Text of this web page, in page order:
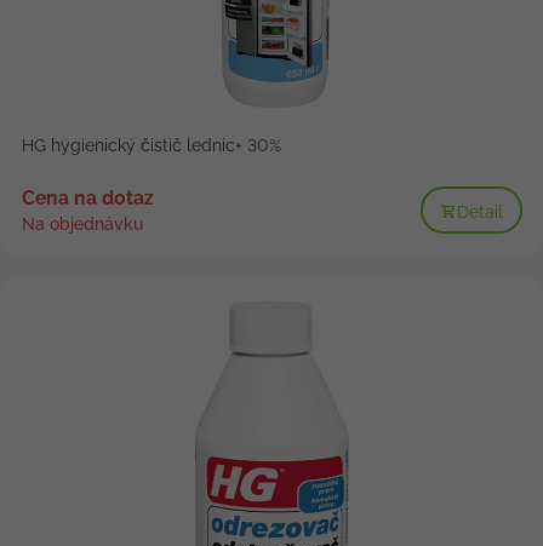
HG hygienický čistič lednic+ 30%
Cena na dotaz
Na objednávku
Detail